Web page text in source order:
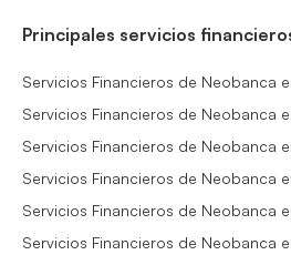
Principales servicios
Servicios Financieros de Neobanca
Servicios Financieros de Neobanca
Servicios Financieros de Neobanca
Servicios Financieros de Neobanca
Servicios Financieros de Neobanca
Servicios Financieros de Neobanca